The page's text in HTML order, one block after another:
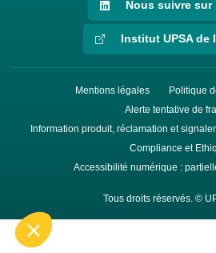
Nous suivre sur
Institut UPSA de
Mentions légales
Politique
Alerte tentative de
Information produit, réclamation et
Compliance et
Accessibilité numérique :
Tous droits réservés. ©